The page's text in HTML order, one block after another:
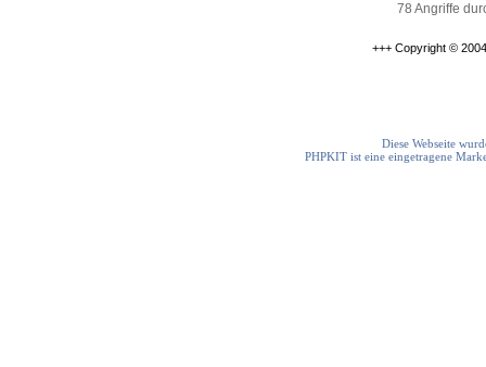
78 Angriffe
+++ Copyright ©
Diese Webseite
PHPKIT ist eine eingetragene